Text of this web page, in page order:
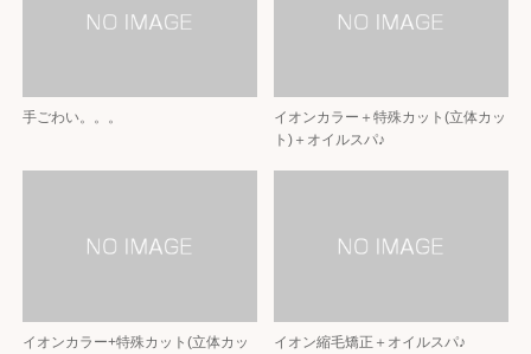
手ごわい。。。
イオンカラー＋特殊カット(立体カッ
ト)＋オイルスパ♪
イオンカラー+特殊カット(立体カッ
イオン縮毛矯正＋オイルスパ♪